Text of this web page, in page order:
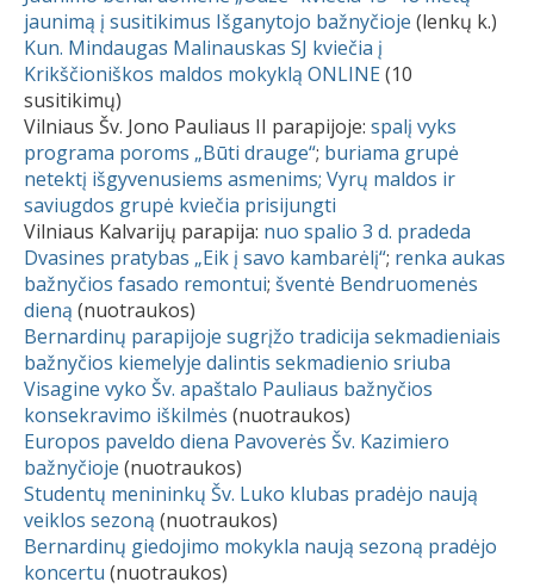
jaunimą į susitikimus Išganytojo bažnyčioje (lenkų k.)
Kun. Mindaugas Malinauskas SJ kviečia į
Krikščioniškos maldos mokyklą ONLINE(10
susitikimų)
Vilniaus Šv. Jono Pauliaus II parapijoje: spalį vyks
programa poroms „Būti drauge“; buriama grupė
netektį išgyvenusiems asmenims; Vyrų maldos ir
saviugdos grupė kviečia prisijungti
Vilniaus Kalvarijų parapija: nuo spalio 3 d. pradeda
Dvasines pratybas „Eik į savo kambarėlį“; renka aukas
bažnyčios fasado remontui; šventė Bendruomenės
dieną (nuotraukos)
Bernardinų parapijoje sugrįžo tradicija sekmadieniais
bažnyčios kiemelyje dalintis sekmadienio sriuba
Visagine vyko Šv. apaštalo Pauliaus bažnyčios
konsekravimo iškilmės (nuotraukos)
Europos paveldo diena Pavoverės Šv. Kazimiero
bažnyčioje (nuotraukos)
Studentų menininkų Šv. Luko klubas pradėjo naują
veiklos sezoną (nuotraukos)
Bernardinų giedojimo mokykla naują sezoną pradėjo
koncertu (nuotraukos)